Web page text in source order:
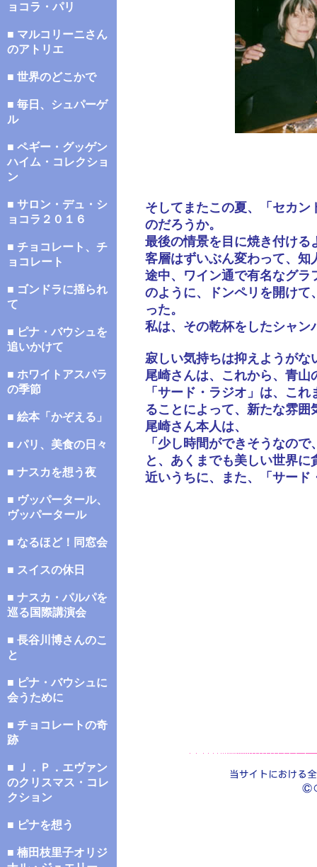
ョコラ・パリ
■ マルコリーニさん
のアトリエ
■ 世界のどこかで
■ 毎日、シュパーゲ
ル
■ ペギー・グッゲン
ハイム・コレクショ
ン
■ サロン・デュ・シ
ョコラ２０１６
■ チョコレート、チ
ョコレート
■ ゴンドラに揺られ
て
■ ピナ・バウシュを
追いかけて
■ ホワイトアスパラ
の季節
■ 絵本「かぞえる」
■ パリ、美食の日々
■ ナスカを想う夜
■ ヴッパータール、
ヴッパータール
■ なるほど！同窓会
■ スイスの休日
■ ナスカ・パルパを
巡る国際講演会
■ 長谷川博さんのこ
と
■ ピナ・バウシュに
会うために
■ チョコレートの奇
跡
■ Ｊ．Ｐ．エヴァン
のクリスマス・コレ
クション
■ ピナを想う
■ 楠田枝里子オリジ
そしてまたこの夏、「セカ
のだろうか。
最後の情景を目に焼き付ける
客層はずいぶん変わって、知
途中、ワイン通で有名なグラ
のように、ドンペリを開けて
った。
私は、その乾杯をしたシャン
寂しい気持ちは抑えようがな
尾崎さんは、これから、青
「サード・ラジオ」は、こ
ることによって、新たな雰
尾崎さん本人は、
「少し時間ができそうなの
と、あくまでも美しい世界に
近いうちに、また、「サード